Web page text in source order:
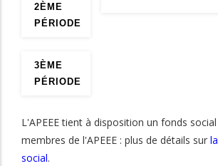
2ÈME
PÉRIODE
3ÈME
PÉRIODE
L'APEEE tient à disposition un fonds
membres de l'APEEE : plus de détails sur
social.